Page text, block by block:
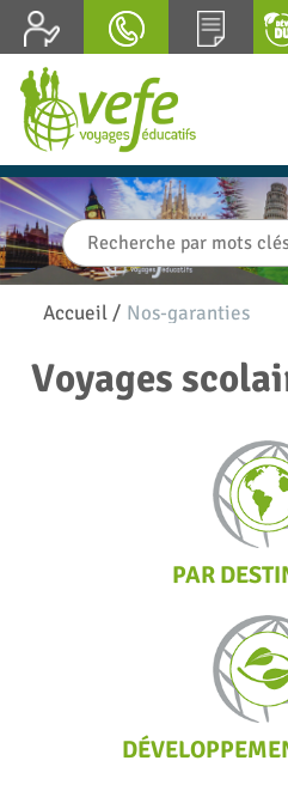
Accueil/ Nos-garanties
Voyages
PAR